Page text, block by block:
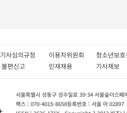
기사심의규정 이용자위원회 청소년보
불편신고 인재채용 기사제
서울특별시 성동구 성수일로 39-34 서울숲더스
팩스 : 070-4015-8658등록번호 : 서울 아 02897